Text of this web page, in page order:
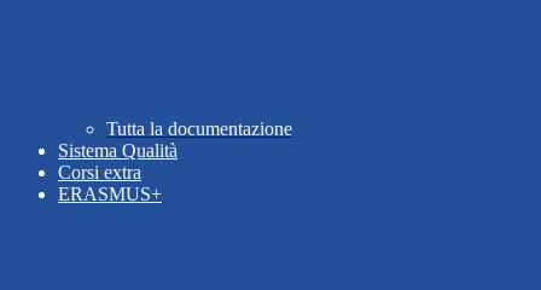
Tutta la documentazione
Sistema Qualità
Corsi extra
ERASMUS+